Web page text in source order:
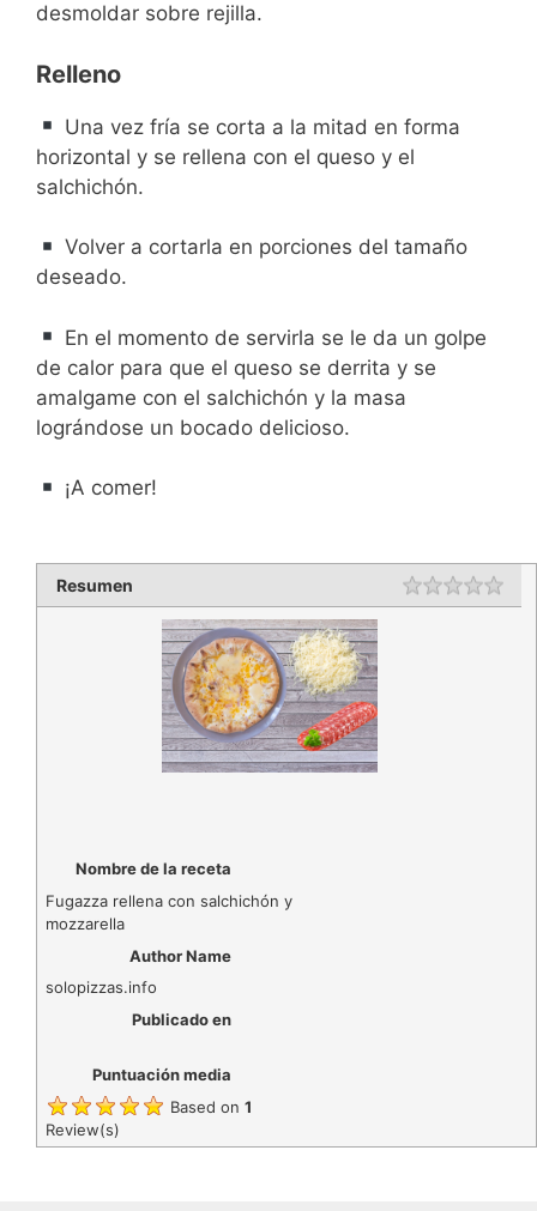
desmoldar sobre rejilla.
Relleno
Una vez fría se corta a la mitad en forma
horizontal y se rellena con el queso y el
salchichón.
Volver a cortarla en porciones del tamaño
deseado.
En el momento de servirla se le da un golpe
de calor para que el queso se derrita y se
amalgame con el salchichón y la masa
lográndose un bocado delicioso.
¡A comer!
Resumen
Nombre de la receta
Fugazza rellena con salchichón y
mozzarella
Author Name
solopizzas.info
Publicado en
Puntuación media
Based on 1
Review(s)